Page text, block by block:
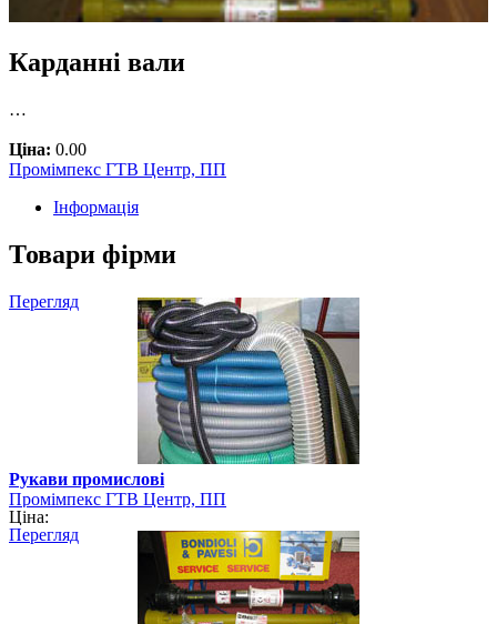
Карданні вали
…
Ціна: 0.00
Промімпекс ГТВ Центр, ПП
Інформація
Товари фірми
Перегляд
Рукави промислові
Промімпекс ГТВ Центр, ПП
Ціна:
Перегляд